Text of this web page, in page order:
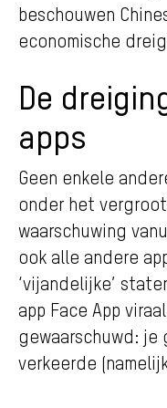
beschouwen
economische
De
apps
Geen enkele
onder het
waarschuwing
ook alle andere
‘vijandelijke’
app Face App
gewaarschuwd: je
verkeerde